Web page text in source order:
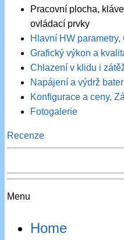
Pracovní plocha,
ovládací prvky
Hlavní HW
Grafický výkon a
Chlazení v klidu i
Napájení a výdrž
Konfigurace a ceny,
Fotogalerie
Recenze
Menu
Home